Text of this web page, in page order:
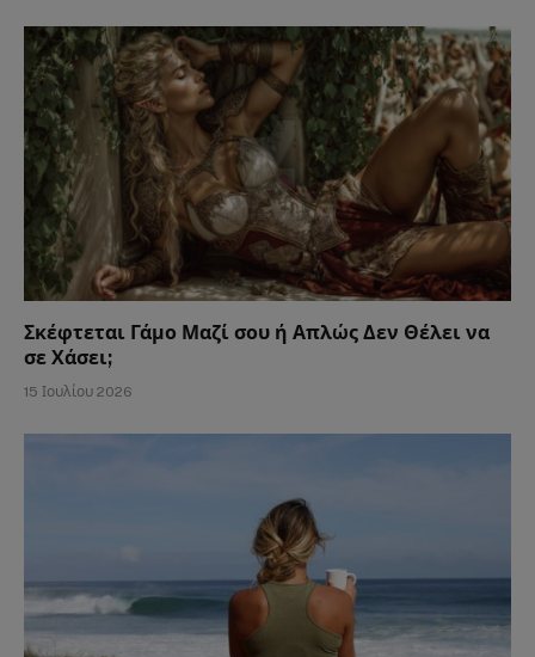
Σκέφτεται Γάμο Μαζί σου ή Απλώς Δεν Θέλει να
σε Χάσει;
15 Ιουλίου 2026